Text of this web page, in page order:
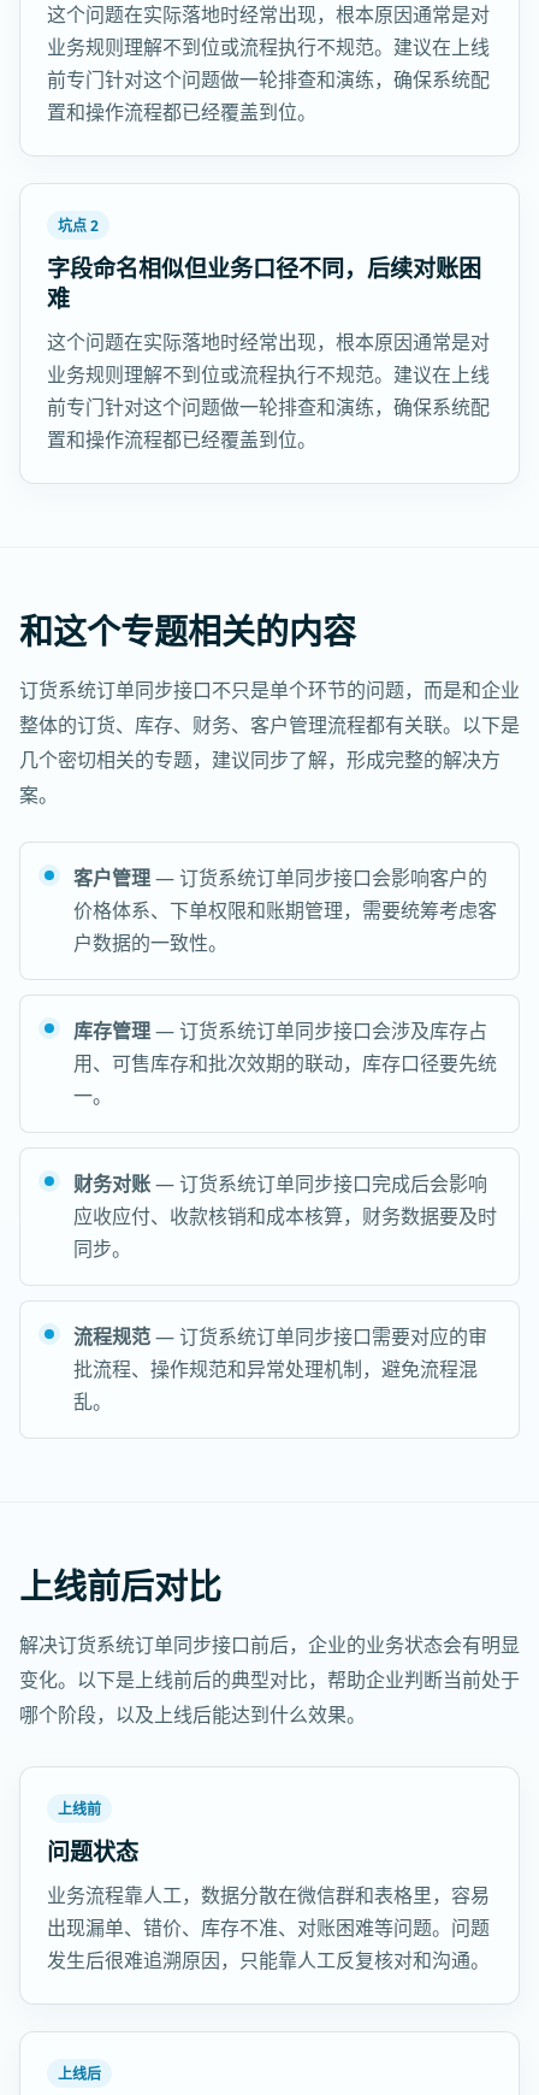
这个问题在实际落地时经常出现，根本原因通常是对
业务规则理解不到位或流程执行不规范。建议在上线
前专门针对这个问题做一轮排查和演练，确保系统配
置和操作流程都已经覆盖到位。
坑点 2
字段命名相似但业务口径不同，后续对账困
难
这个问题在实际落地时经常出现，根本原因通常是对
业务规则理解不到位或流程执行不规范。建议在上线
前专门针对这个问题做一轮排查和演练，确保系统配
置和操作流程都已经覆盖到位。
和这个专题相关的内容
订货系统订单同步接口不只是单个环节的问题，而是和企业
整体的订货、库存、财务、客户管理流程都有关联。以下是
几个密切相关的专题，建议同步了解，形成完整的解决方
案。
客户管理— 订货系统订单同步接口会影响客户的
价格体系、下单权限和账期管理，需要统筹考虑客
户数据的一致性。
库存管理— 订货系统订单同步接口会涉及库存占
用、可售库存和批次效期的联动，库存口径要先统
一。
财务对账— 订货系统订单同步接口完成后会影响
应收应付、收款核销和成本核算，财务数据要及时
同步。
流程规范— 订货系统订单同步接口需要对应的审
批流程、操作规范和异常处理机制，避免流程混
乱。
上线前后对比
解决订货系统订单同步接口前后，企业的业务状态会有明显
变化。以下是上线前后的典型对比，帮助企业判断当前处于
哪个阶段，以及上线后能达到什么效果。
上线前
问题状态
业务流程靠人工，数据分散在微信群和表格里，容易
出现漏单、错价、库存不准、对账困难等问题。问题
发生后很难追溯原因，只能靠人工反复核对和沟通。
上线后